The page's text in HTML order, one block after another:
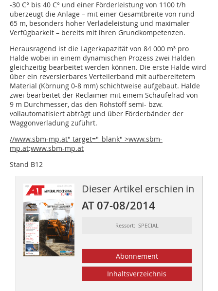
-30 C° bis 40 C° und einer Förderleistung von 1100 t/h
überzeugt die Anlage – mit einer Gesamtbreite von rund
65 m, besonders hoher Verladeleistung und maximaler
Verfügbarkeit – bereits mit ihren Grundkompetenzen.
Herausragend ist die Lagerkapazität von 84 000 m³ pro
Halde wobei in einem dynamischen Prozess zwei Halden
gleichzeitig bearbeitet werden können. Die erste Halde wird
über ein reversierbares Verteilerband mit aufbereitetem
Material (Körnung 0-8 mm) schichtweise aufgebaut. Halde
zwei bearbeitet der Reclaimer mit einem Schaufelrad von
9 m Durchmesser, das den Rohstoff semi- bzw.
vollautomatisiert abträgt und über Förderbänder der
Waggonverladung zuführt.
//www.sbm-mp.at" target="_blank" >www.sbm-
mp.at:www.sbm-mp.at
Stand B12
Dieser Artikel erschien in
AT 07-08/2014
Ressort: SPECIAL
Abonnement
Inhaltsverzeichnis